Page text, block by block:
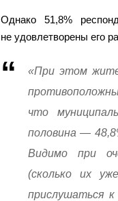
Однако 51,8%
не удовлетворены его
«При этом
что
половина —
Видимо при
(сколько их
прислушаться